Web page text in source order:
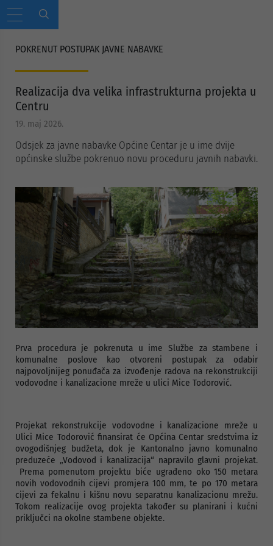
POKRENUT POSTUPAK JAVNE NABAVKE
Realizacija dva velika infrastrukturna projekta u
Centru
19. maj 2026.
Odsjek za javne nabavke Općine Centar je u ime dvije
općinske službe pokrenuo novu proceduru javnih nabavki.
Prva procedura je pokrenuta u ime Službe za stambene i
komunalne poslove kao otvoreni postupak za odabir
najpovoljnijeg ponuđača za izvođenje radova na rekonstrukciji
vodovodne i kanalizacione mreže u ulici Mice Todorović.
Projekat rekonstrukcije vodovodne i kanalizacione mreže u
Ulici Mice Todorović finansirat će Općina Centar sredstvima iz
ovogodišnjeg budžeta, dok je Kantonalno javno komunalno
preduzeće „Vodovod i kanalizacija“ napravilo glavni projekat.
Prema pomenutom projektu biće ugrađeno oko 150 metara
novih vodovodnih cijevi promjera 100 mm, te po 170 metara
cijevi za fekalnu i kišnu novu separatnu kanalizacionu mrežu.
Tokom realizacije ovog projekta također su planirani i kućni
priključci na okolne stambene objekte.